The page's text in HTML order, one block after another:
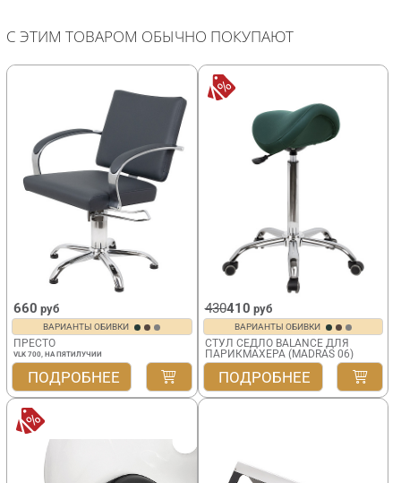
С ЭТИМ ТОВАРОМ ОБЫЧНО ПОКУПАЮТ
660 руб
ВАРИАНТЫ ОБИВКИ
ПРЕСТО
VLK 700, НА ПЯТИЛУЧИИ
ПОДРОБНЕЕ
430410 руб
ВАРИАНТЫ ОБИВКИ
СТУЛ СЕДЛО BALANCE ДЛЯ
ПАРИКМАХЕРА (MADRAS 06)
ПОДРОБНЕЕ